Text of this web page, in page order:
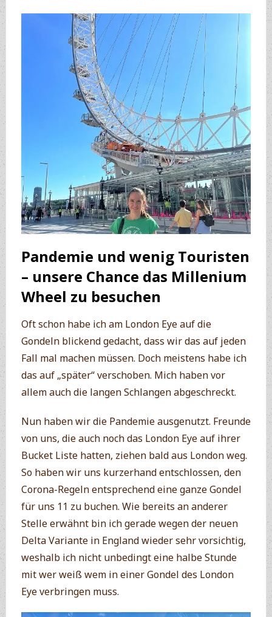
Pandemie und wenig Touristen
– unsere Chance das Millenium
Wheel zu besuchen
Oft schon habe ich am London Eye auf die
Gondeln blickend gedacht, dass wir das auf jeden
Fall mal machen müssen. Doch meistens habe ich
das auf „später“ verschoben. Mich haben vor
allem auch die langen Schlangen abgeschreckt.
Nun haben wir die Pandemie ausgenutzt. Freunde
von uns, die auch noch das London Eye auf ihrer
Bucket Liste hatten, ziehen bald aus London weg.
So haben wir uns kurzerhand entschlossen, den
Corona-Regeln entsprechend eine ganze Gondel
für uns 11 zu buchen. Wie bereits an anderer
Stelle erwähnt bin ich gerade wegen der neuen
Delta Variante in England wieder sehr vorsichtig,
weshalb ich nicht unbedingt eine halbe Stunde
mit wer weiß wem in einer Gondel des London
Eye verbringen muss.